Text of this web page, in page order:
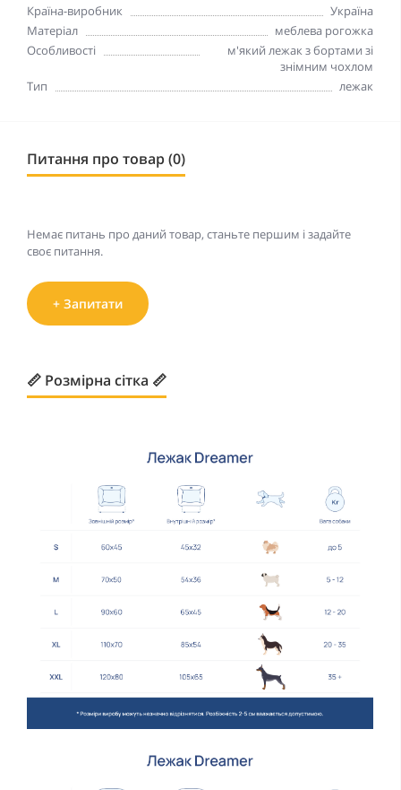
Країна-виробник
Україна
Матеріал
меблева рогожка
Особливості
м'який лежак з бортами зі
знімним чохлом
Тип
лежак
Питання про товар (0)
Немає питань про даний товар, станьте першим і задайте
своє питання.
+ Запитати
📏 Розмірна сітка 📏